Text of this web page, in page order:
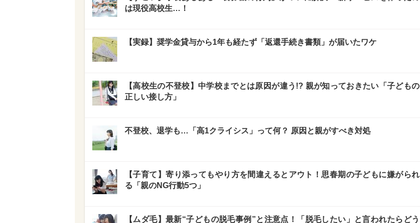
は現役高校生…！
【実録】奨学金貸与から1年も経たず「返還手続き書類」が届いたワケ
【高校生の不登校】中学校までとは原因が違う!? 親が知っておきたい「子どもの
正しい接し方」
不登校、退学も…「高1クライシス」って何？ 原因と親がすべき対処
【子育て】寄り添ってもやり方を間違えるとアウト！思春期の子どもに嫌がられ
る「親のNG行動5つ」
【ムダ毛】最新“子どもの脱毛事例”と注意点！「脱毛したい」と言われたらどう